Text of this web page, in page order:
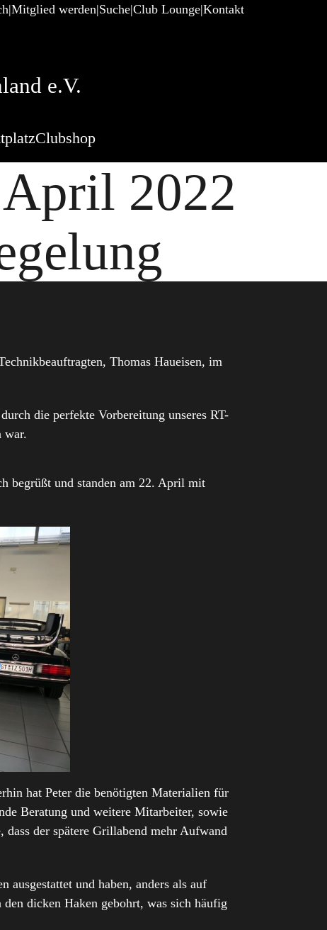
Mitglied werden Suche Club Lounge Kontakt
e.V.
Clubshop
2022
Thomas Haueisen, im
die perfekte Vorbereitung unseres RT-
war.
begrüßt und standen am 22. April mit
hat Peter die benötigten Materialien für
Beratung und weitere Mitarbeiter, sowie
der spätere Grillabend mehr Aufwand
und haben, anders als auf
dicken Haken gebohrt, was sich häufig